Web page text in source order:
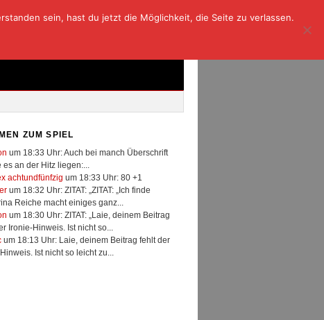
ZUM SPIEL
um 18:33 Uhr: Auch bei manch Überschrift
es an der Hitz liegen:...
achtundfünfzig um 18:33 Uhr: 80 +1
um 18:32 Uhr: ZITAT: „ZITAT: „Ich finde
Reiche macht einiges ganz...
um 18:30 Uhr: ZITAT: „Laie, deinem Beitrag
Ironie-Hinweis. Ist nicht so...
um 18:13 Uhr: Laie, deinem Beitrag fehlt der
Ist nicht so leicht zu...
sein, hast du jetzt die Möglichkeit, die Seite zu verlassen.